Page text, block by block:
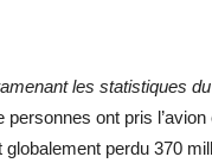
les statistiques
ont pris
perdu 370